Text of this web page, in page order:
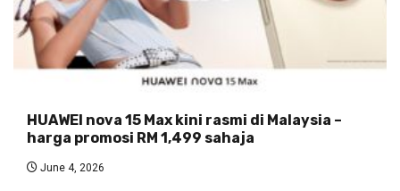
HUAWEI nova 15 Max kini rasmi di Malaysia –
harga promosi RM 1,499 sahaja
June 4, 2026